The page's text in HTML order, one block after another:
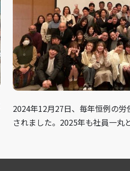
2024年12月27日、毎年恒例の
されました。2025年も社員一丸